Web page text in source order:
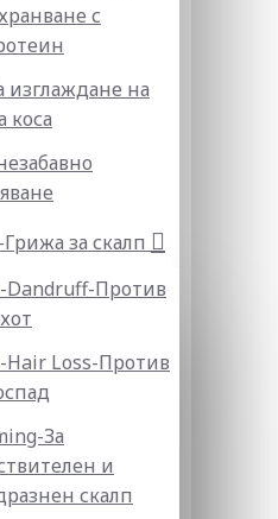
с
изглаждане на
коса
за скалп
Dandruff-Против
Hair Loss-Против
За
и
скалп